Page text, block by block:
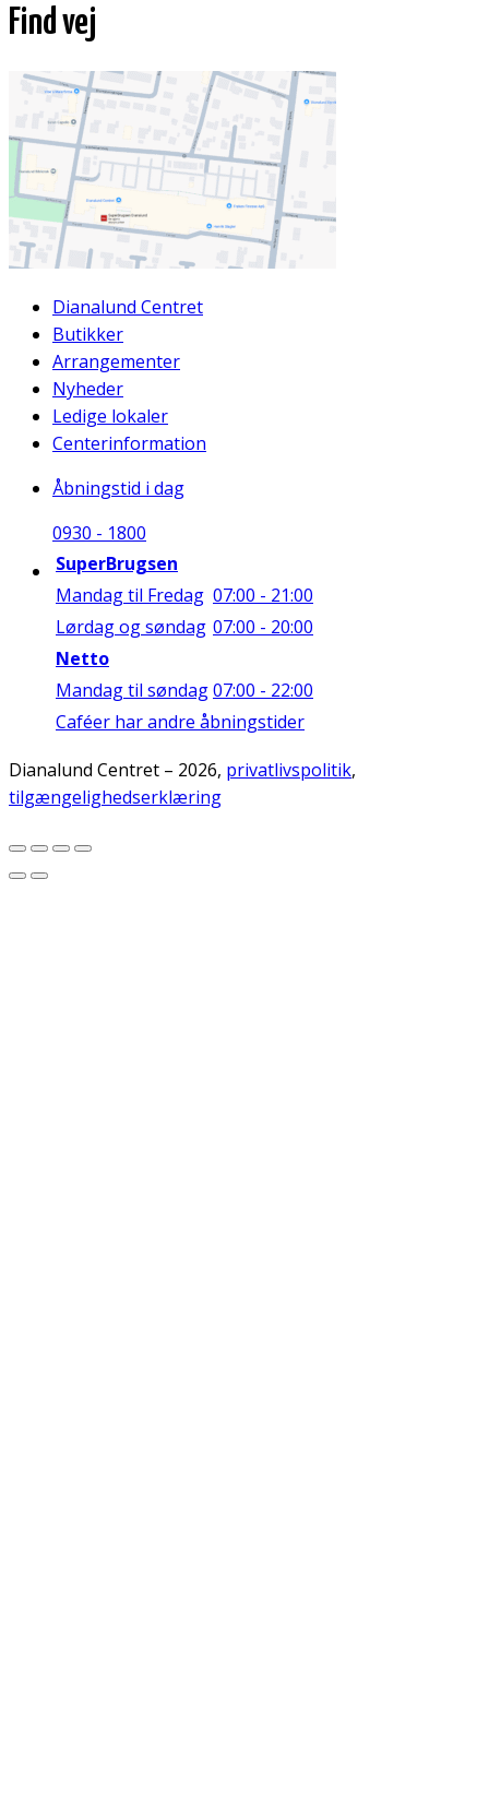
Find vej
Dianalund Centret
Butikker
Arrangementer
Nyheder
Ledige lokaler
Centerinformation
Åbningstid i dag
0930 - 1800
SuperBrugsen
Mandag til Fredag 07:00 - 21:00
Lørdag og søndag 07:00 - 20:00
Netto
Mandag til søndag07:00 - 22:00
Caféer har andre åbningstider
Dianalund Centret – 2026, privatlivspolitik,
tilgængelighedserklæring